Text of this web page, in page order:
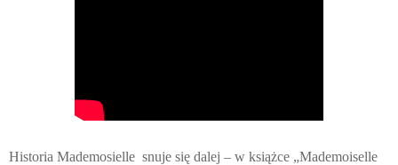
Historia Mademosielle snuje się dalej – w książce „Mademoiselle